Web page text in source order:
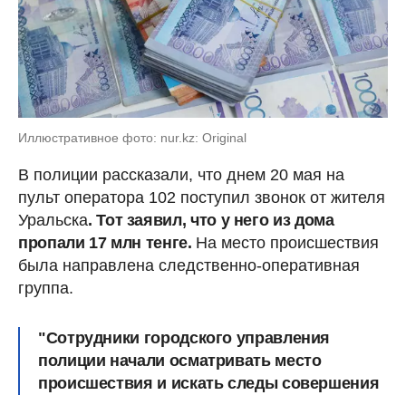
Иллюстративное фото: nur.kz: Original
В полиции рассказали, что днем 20 мая на
пульт оператора 102 поступил звонок от жителя
Уральска. Тот заявил, что у него из дома
пропали 17 млн тенге. На место происшествия
была направлена следственно-оперативная
группа.
"Сотрудники городского управления
полиции начали осматривать место
происшествия и искать следы совершения